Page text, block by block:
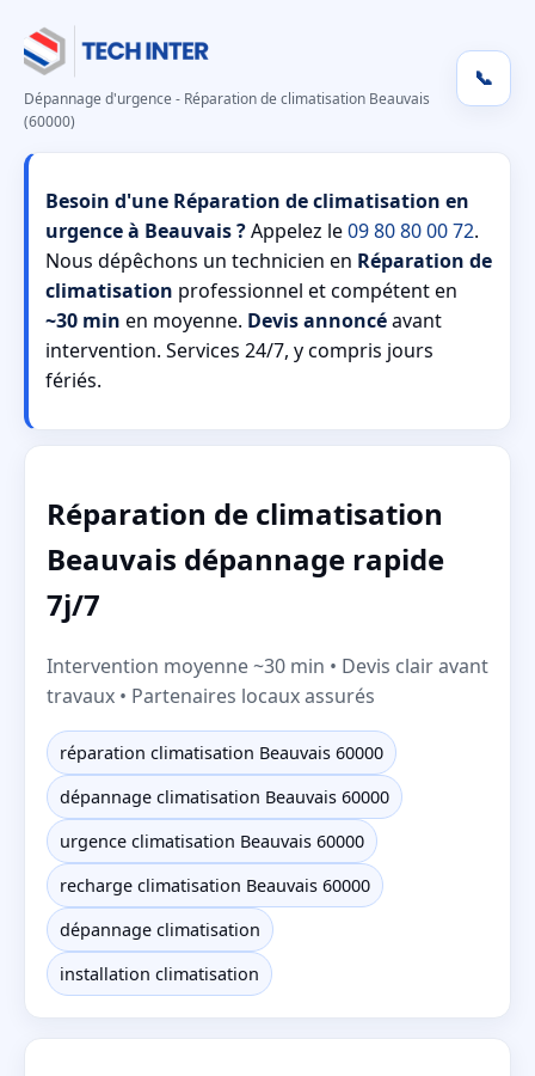
Dépannage d'urgence - Réparation de climatisation Beauvais
(60000)
📞
Besoin d'une Réparation de climatisation en
urgence à Beauvais ?Appelez le09 80 80 00 72.
Nous dépêchons un technicien en Réparation de
climatisation professionnel et compétent en
~30 min en moyenne. Devis annoncéavant
intervention. Services 24/7, y compris jours
fériés.
Réparation de climatisation
Beauvais dépannage rapide
7j/7
Intervention moyenne ~30 min • Devis clair avant
travaux • Partenaires locaux assurés
réparation climatisation Beauvais 60000
dépannage climatisation Beauvais 60000
urgence climatisation Beauvais 60000
recharge climatisation Beauvais 60000
dépannage climatisation
installation climatisation